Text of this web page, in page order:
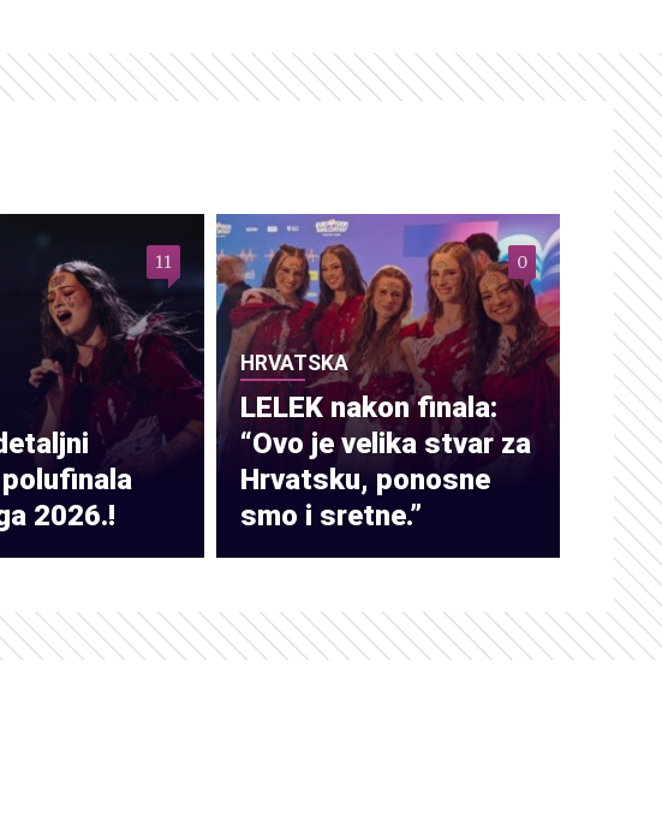
2026.!
11
HRVATSKA
LELEK nakon finala:
“Ovo je velika stvar za
Hrvatsku, ponosne
smo i sretne.”
0